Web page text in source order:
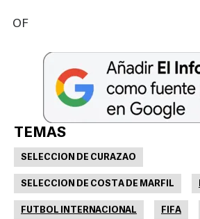
OF
TEMAS
SELECCION DE CURAZAO
SELECCION DE COSTA DE MARFIL
FUTBOL INTERNACIONAL FIFA